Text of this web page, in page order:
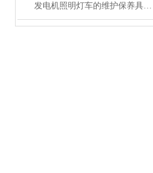
发电机照明灯车的维护保养具体操作步骤是什么